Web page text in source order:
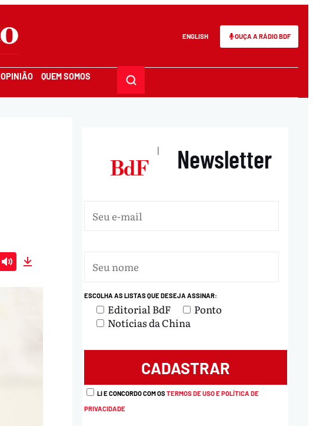
ENGLISH OUÇA A RÁDIO BDF
OPINIÃO QUEM SOMOS
Mute
| Newsletter
ESCOLHA AS LISTAS QUE DESEJA ASSINAR:
Editorial BdF
Ponto
Notícias da China
LI E CONCORDO COM OSTERMOS DE USO E POLÍTICA DE
PRIVACIDADE